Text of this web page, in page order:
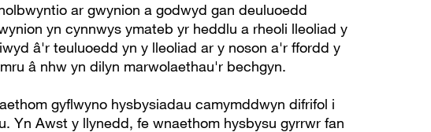
ar gwynion a godwyd gan deuluoedd
yn cynnwys ymateb yr heddlu a rheoli lleoliad y
â'r teuluoedd yn y lleoliad ar y noson a'r ffordd y
â nhw yn dilyn marwolaethau'r bechgyn.
gyflwyno hysbysiadau camymddwyn difrifol i
Yn Awst y llynedd, fe wnaethom hysbysu gyrrwr fan